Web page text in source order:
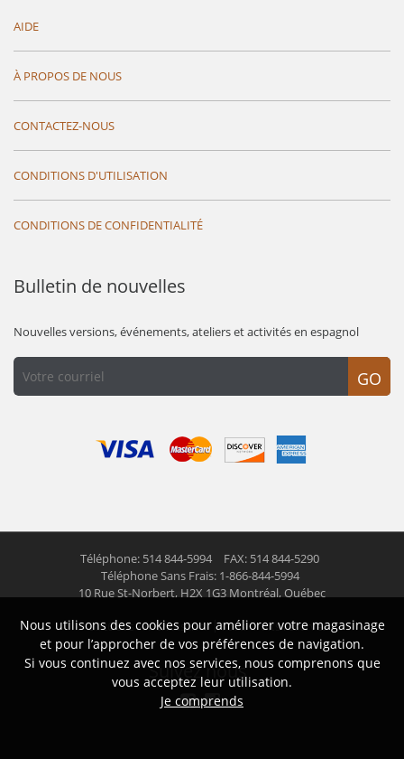
AIDE
À PROPOS DE NOUS
CONTACTEZ-NOUS
CONDITIONS D'UTILISATION
CONDITIONS DE CONFIDENTIALITÉ
Bulletin de nouvelles
Nouvelles versions, événements, ateliers et activités en espagnol
GO
Téléphone: 514 844-5994
FAX: 514 844-5290
Téléphone Sans Frais: 1-866-844-5994
10 Rue St-Norbert, H2X 1G3 Montréal, Québec
© 2026 Las Americas inc. Tous droits réservés
Suivez nous
Nous utilisons des cookies pour améliorer votre magasinage
et pour l’approcher de vos préférences de navigation.
Si vous continuez avec nos services, nous comprenons que
vous acceptez leur utilisation.
Je comprends